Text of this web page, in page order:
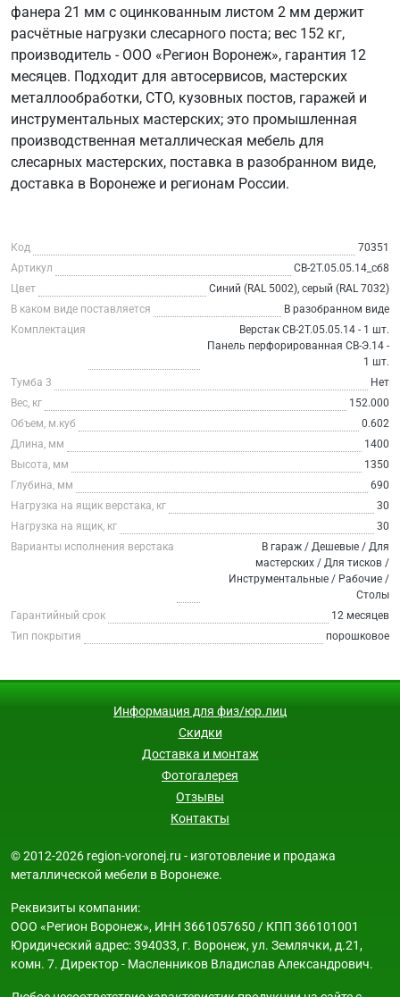
фанера 21 мм с оцинкованным листом 2 мм держит
расчётные нагрузки слесарного поста; вес 152 кг,
производитель - ООО «Регион Воронеж», гарантия 12
месяцев. Подходит для автосервисов, мастерских
металлообработки, СТО, кузовных постов, гаражей и
инструментальных мастерских; это промышленная
производственная металлическая мебель для
слесарных мастерских, поставка в разобранном виде,
доставка в Воронеже и регионам России.
Код
70351
Артикул
СВ-2Т.05.05.14_сб8
Цвет
Синий (RAL 5002), серый (RAL 7032)
В каком виде поставляется
В разобранном виде
Комплектация
Верстак СВ-2Т.05.05.14 - 1 шт.
Панель перфорированная СВ-Э.14 -
1 шт.
Тумба 3
Нет
Вес, кг
152.000
Объем, м.куб
0.602
Длина, мм
1400
Высота, мм
1350
Глубина, мм
690
Нагрузка на ящик верстака, кг
30
Нагрузка на ящик, кг
30
Варианты исполнения верстака
В гараж / Дешевые / Для
мастерских / Для тисков /
Инструментальные / Рабочие /
Столы
Гарантийный срок
12 месяцев
Тип покрытия
порошковое
Информация для физ/юр.лиц
Скидки
Доставка и монтаж
Фотогалерея
Отзывы
Контакты
© 2012-2026 region-voronej.ru - изготовление и продажа
металлической мебели в Воронеже.
Реквизиты компании:
ООО «Регион Воронеж», ИНН 3661057650 / КПП 366101001
Юридический адрес: 394033, г. Воронеж, ул. Землячки, д.21,
комн. 7. Директор - Масленников Владислав Александрович.